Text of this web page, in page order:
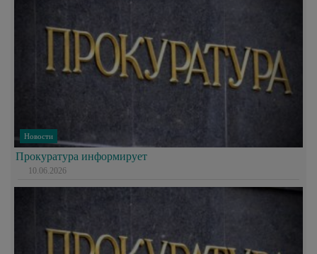
Новости
Прокуратура информирует
10.06.2026